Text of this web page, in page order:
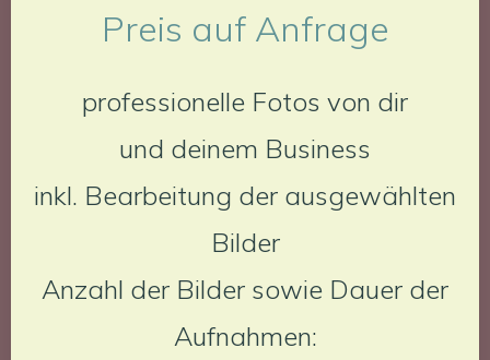
Preis auf Anfrage
professionelle Fotos von dir
und deinem Business
inkl. Bearbeitung der ausgewählten
Bilder
Anzahl der Bilder sowie Dauer der
Aufnahmen: